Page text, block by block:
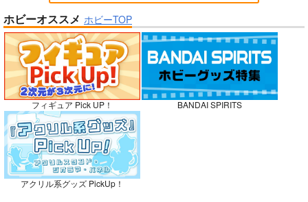
カート カート カート
No.10
完全解呪のプリースト 2
嫁候補、うちに住むらしい。 #古民
家・美少女3人・耳付き幼馴染
禁断で禁断じゃないちょっと禁断な
義兄妹ラブコメは未遂えっちから始
ホビーオススメ ホビーTOP
フィギュア Pick UP！ BANDAI SPIRITS
アクリル系グッズ PickUp！